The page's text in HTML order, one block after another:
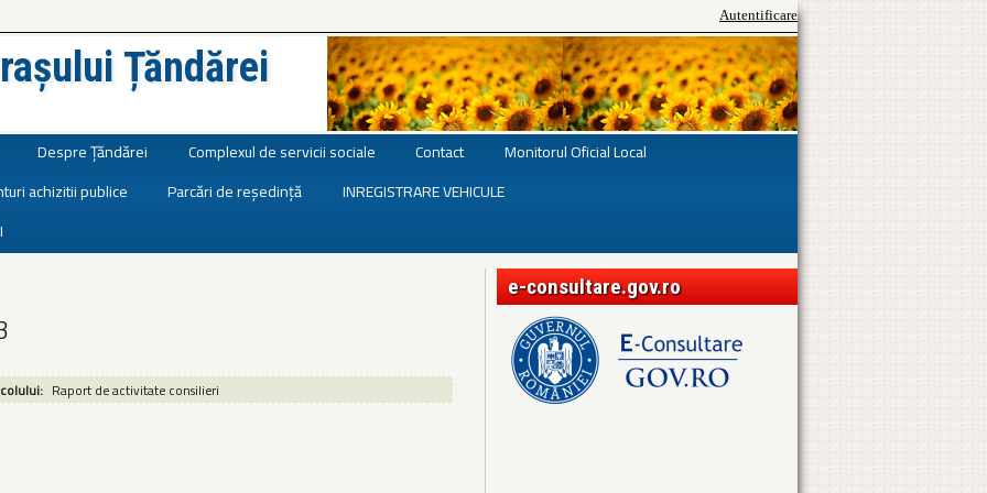
Autentificare
Țăndărei
Despre Țăndărei Complexul de servicii sociale Contact
Monitorul Oficial Local
achizitii publice Parcări de reședință
INREGISTRARE VEHICULE
Raport de activitate consilieri
e-consultare.gov.ro